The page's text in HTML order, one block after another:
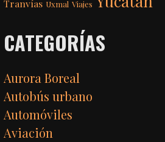
Tranvías Uxmal Viajes
CATEGORÍAS
Aurora Boreal
Autobús urbano
Automóviles
Aviación